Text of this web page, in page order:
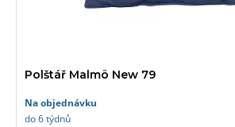
Polštář Malmö New 79
Na objednávku
do 6 týdnů